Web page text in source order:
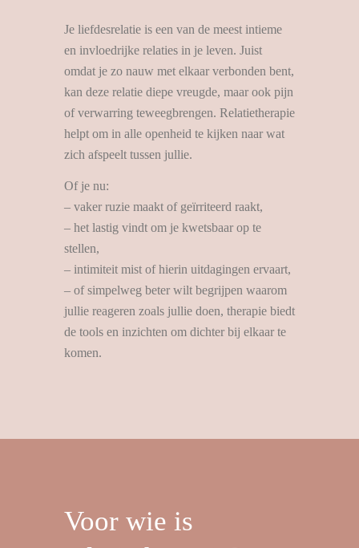
Je liefdesrelatie is een van de meest intieme
en invloedrijke relaties in je leven. Juist
omdat je zo nauw met elkaar verbonden bent,
kan deze relatie diepe vreugde, maar ook pijn
of verwarring teweegbrengen. Relatietherapie
helpt om in alle openheid te kijken naar wat
zich afspeelt tussen jullie.
Of je nu:
– vaker ruzie maakt of geïrriteerd raakt,
– het lastig vindt om je kwetsbaar op te
stellen,
– intimiteit mist of hierin uitdagingen ervaart,
– of simpelweg beter wilt begrijpen waarom
jullie reageren zoals jullie doen, therapie biedt
de tools en inzichten om dichter bij elkaar te
komen.
Voor wie is